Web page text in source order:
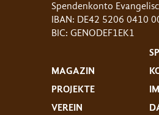
Spendenkonto
IBAN: DE42 5206 0410
BIC: GENODEF1EK1
MAGAZIN
PROJEKTE
VEREIN